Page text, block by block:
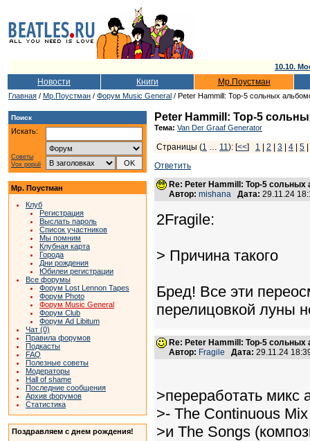
10.10.
Новости Книги Мр.Поустман
Главная / Мр.Поустман / Форум Music General / Peter Hammill: Top-5 сольных
Поиск
Искать:
Советы
Vox populi
Мр. Поустман
Клуб
Регистрация
Выслать пароль
Список участников
Мы помним
Клубная карта
Города
Дни рождения
Юбилеи регистрации
Все форумы
Форум Lost Lennon Tapes
Форум Photo
Форум Music General
Форум Club
Форум Ad Libitum
Чат (0)
Правила форумов
Подкасты
FAQ
Полезные советы
Модераторы
Hall of shame
Последние сообщения
Архив форумов
Статистика
Поздравляем с днем рождения!
Peter Hammill: Top-5
Тема: Van Der Graaf Generator
Страницы (1 … 11): [<<] 1 2 3 4 5
Ответить
Re: Peter Hammill: Top-5 сольных
Автор: mishana Дата: 29.11.24
2Fragile:
> Причина такого
Бред! Все эти
перелицовкой луны
Re: Peter Hammill: Top-5 сольных
Автор: Fragile Дата: 29.11.24
>переработать микс
>- The Continuous
>и The Songs